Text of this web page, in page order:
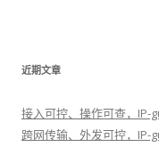
近期文章
接入可控、操作可查，IP-
跨网传输、外发可控，IP-